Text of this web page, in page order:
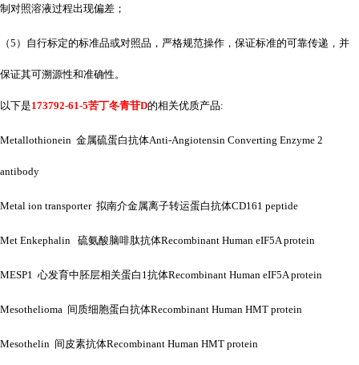
制对照溶液过程出现偏差；
（5）自行标定的标准品或对照品，严格规范操作，保证标准的可靠传递，并
保证其可溯源性和准确性。
以下是173792-61-5苦丁冬青苷D的相关优质产品:
Metallothionein 金属硫蛋白抗体Anti-Angiotensin Converting Enzyme 2
antibody
Metal ion transporter 拟南介金属离子转运蛋白抗体CD161 peptide
Met Enkephalin 硫氨酸脑啡肽抗体Recombinant Human eIF5A protein
MESP1 心发育中胚层相关蛋白1抗体Recombinant Human eIF5A protein
Mesothelioma 间质细胞蛋白抗体Recombinant Human HMT protein
Mesothelin 间皮素抗体Recombinant Human HMT protein